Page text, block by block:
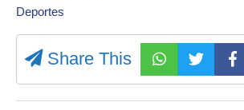
Deportes
Share This